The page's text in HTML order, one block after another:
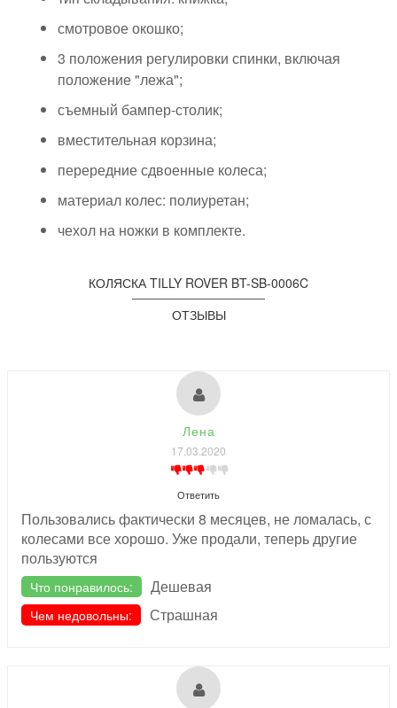
смотровое окошко;
3 положения регулировки спинки, включая
положение "лежа";
съемный бампер-столик;
вместительная корзина;
перередние сдвоенные колеса;
материал колес: полиуретан;
чехол на ножки в комплекте.
КОЛЯСКА TILLY ROVER BT-SB-0006C
ОТЗЫВЫ
Лена
17.03.2020
Ответить
Пользовались фактически 8 месяцев, не ломалась, с
колесами все хорошо. Уже продали, теперь другие
пользуются
Что понравилось: Дешевая
Чем недовольны: Страшная